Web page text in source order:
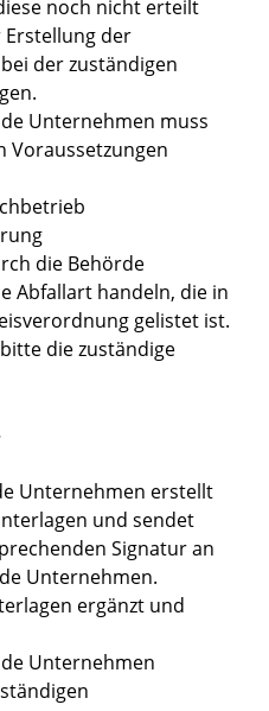
noch nicht erteilt
der
der zuständigen
Unternehmen muss
Voraussetzungen
die Behörde
Abfallart handeln, die in
gelistet ist.
die zuständige
Unternehmen erstellt
und sendet
Signatur an
Unternehmen.
ergänzt und
Unternehmen